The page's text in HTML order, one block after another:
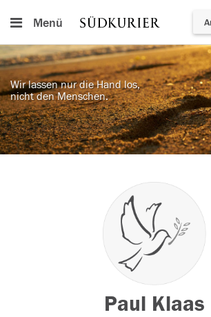
Menü
Wir lassen nur die Hand los,
nicht den Menschen.
Paul Klaas